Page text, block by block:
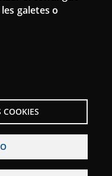
galetes o
COOKIES
Accesibilidad